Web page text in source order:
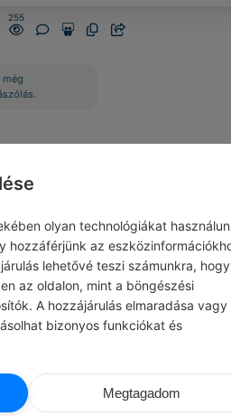
255
még
#LÉGY HÁLÁS …
olyan technológiákat
hozzáférjünk az
lehetővé teszi számunkra, hogy
az oldalon, mint a böngészési
A hozzájárulás elmaradása vagy
bizonyos funkciókat és
Megtagadom